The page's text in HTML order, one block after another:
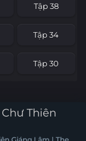
Tập 38
Tập 34
Tập 30
Thiên